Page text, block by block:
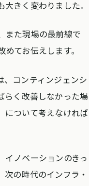
きく変わりました。
また現場の最前線で
てお伝えします。
、コンティンジェンシ
らく改善しなかった場
について考えなければ
イノベーションのきっ
の時代のインフラ・